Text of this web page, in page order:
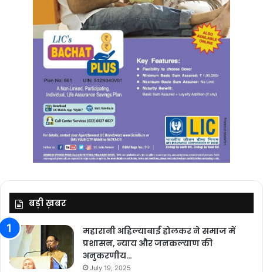
बड़ी ख़बर
महारानी अहिल्याबाई होलकर ने समाज में
प्रशासन, न्याय और जनकल्याण की
अनुकरणीय…
July 19, 2025